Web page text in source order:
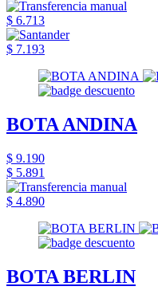
$ 6.713
$ 7.193
BOTA ANDINA
$ 9.190
$ 5.891
$ 4.890
BOTA BERLIN